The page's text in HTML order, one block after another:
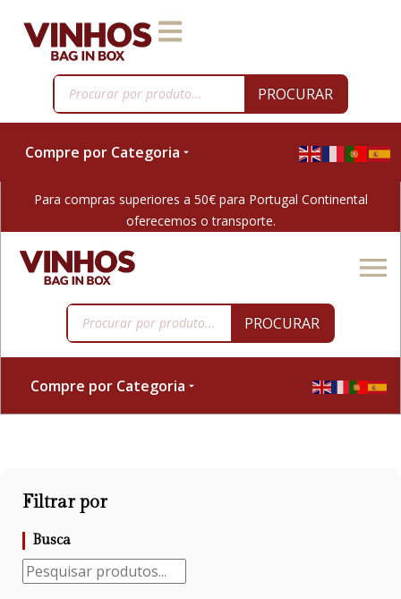
PROCURAR
Compre por Categoria
Para compras superiores a 50€ para Portugal Continental
oferecemos o transporte.
PROCURAR
Compre por Categoria
Filtrar por
Busca